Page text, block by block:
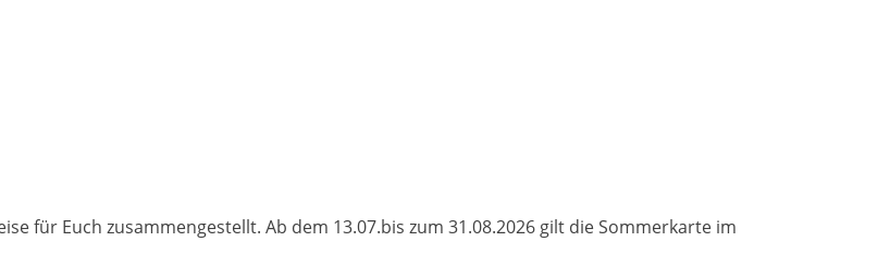
für Euch zusammengestellt. Ab dem 13.07.bis zum 31.08.2026 gilt die Sommerkarte im